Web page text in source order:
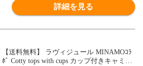
詳細を見る
【送料無料】 ラヴィジュール MINAMOｺﾗ
ﾎﾞ Cotty tops with cups カップ付きキャミソ